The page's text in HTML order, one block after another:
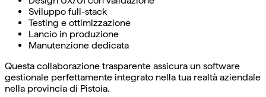
Sviluppo full-stack
Testing e ottimizzazione
Lancio in produzione
Manutenzione dedicata
Questa collaborazione trasparente assicura un software
gestionale perfettamente integrato nella tua realtà aziendale
nella provincia di Pistoia.